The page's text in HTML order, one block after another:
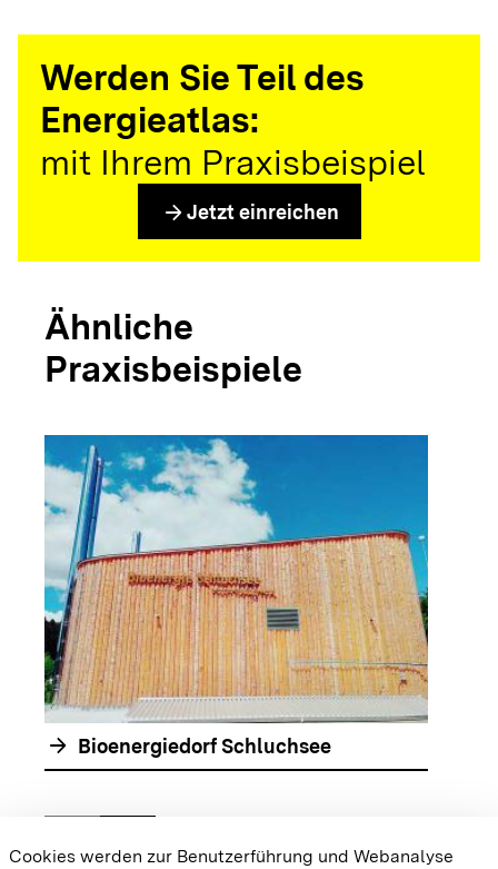
Werden Sie Teil des
Energieatlas:
mit Ihrem Praxisbeispiel
arrow_forward Jetzt einreichen
Ähnliche
Praxisbeispiele
arrow_forward Bioenergiedorf Schluchsee
Zur vorhergehenden Folie springen
chevron_rightZur nächsten Folie springen
Cookies werden zur Benutzerführung und Webanalyse